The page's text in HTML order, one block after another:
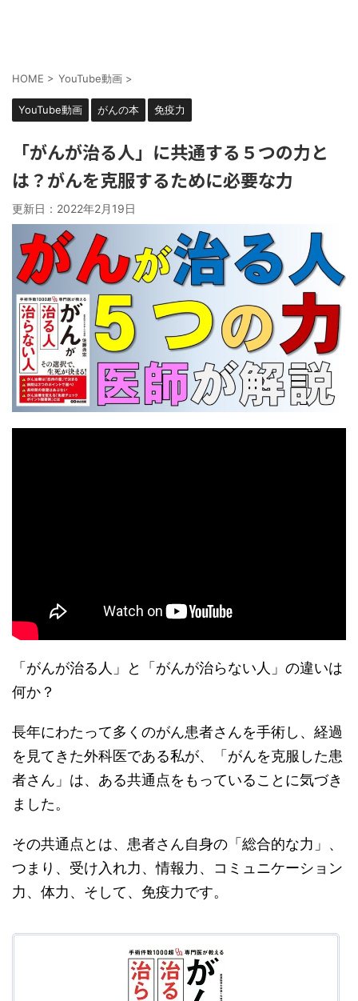
HOME > YouTube動画 >
YouTube動画 がんの本 免疫力
「がんが治る人」に共通する５つの力と
は？がんを克服するために必要な力
更新日： 2022年2月19日
「がんが治る人」と「がんが治らない人」の違いは
何か？
長年にわたって多くのがん患者さんを手術し、経過
を見てきた外科医である私が、「がんを克服した患
者さん」は、ある共通点をもっていることに気づき
ました。
その共通点とは、患者さん自身の「総合的な力」、
つまり、受け入れ力、情報力、コミュニケーション
力、体力、そして、免疫力です。